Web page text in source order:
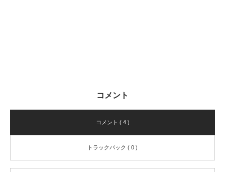
コメント
コメント ( 4 )
トラックバック ( 0 )